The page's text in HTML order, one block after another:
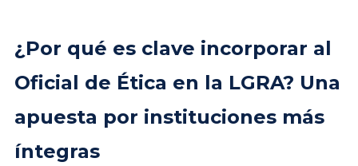
¿Por qué es clave incorporar al
Oficial de Ética en la LGRA? Una
apuesta por instituciones más
íntegras